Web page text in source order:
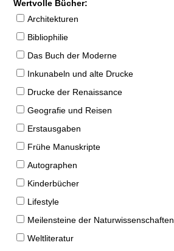
Wertvolle Bücher:
Architekturen
Bibliophilie
Das Buch der Moderne
Inkunabeln und alte Drucke
Drucke der Renaissance
Geografie und Reisen
Erstausgaben
Frühe Manuskripte
Autographen
Kinderbücher
Lifestyle
Meilensteine der Naturwissenschaften
Weltliteratur